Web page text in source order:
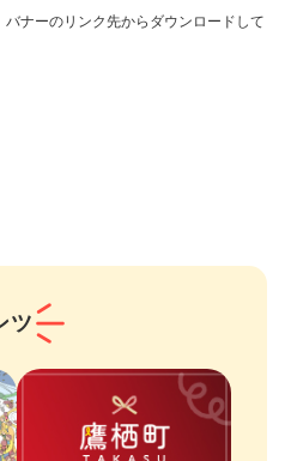
ナーのリンク先からダウンロードして
ツ